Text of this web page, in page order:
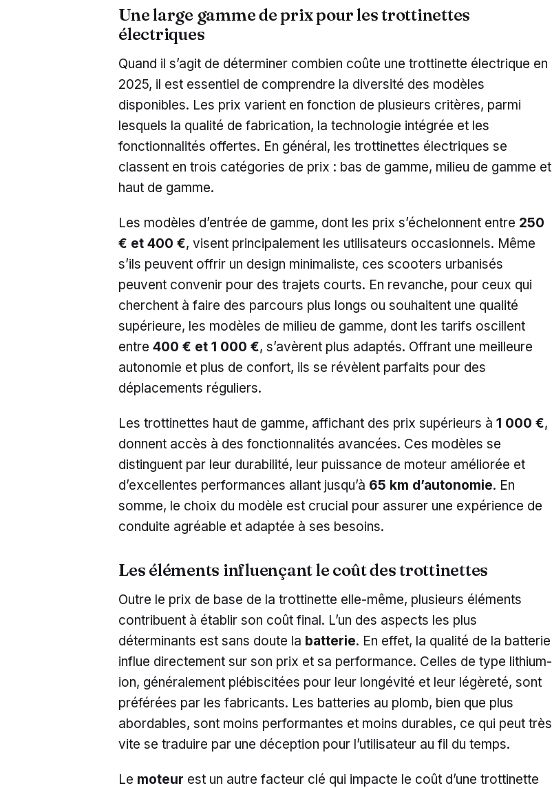
Une large gamme de prix pour les trottinettes
électriques
Quand il s’agit de déterminer combien coûte une trottinette électrique en
2025, il est essentiel de comprendre la diversité des modèles
disponibles. Les prix varient en fonction de plusieurs critères, parmi
lesquels la qualité de fabrication, la technologie intégrée et les
fonctionnalités offertes. En général, les trottinettes électriques se
classent en trois catégories de prix : bas de gamme, milieu de gamme et
haut de gamme.
Les modèles d’entrée de gamme, dont les prix s’échelonnent entre 250
€ et 400 €, visent principalement les utilisateurs occasionnels. Même
s’ils peuvent offrir un design minimaliste, ces scooters urbanisés
peuvent convenir pour des trajets courts. En revanche, pour ceux qui
cherchent à faire des parcours plus longs ou souhaitent une qualité
supérieure, les modèles de milieu de gamme, dont les tarifs oscillent
entre 400 € et 1 000 €, s’avèrent plus adaptés. Offrant une meilleure
autonomie et plus de confort, ils se révèlent parfaits pour des
déplacements réguliers.
Les trottinettes haut de gamme, affichant des prix supérieurs à 1 000 €,
donnent accès à des fonctionnalités avancées. Ces modèles se
distinguent par leur durabilité, leur puissance de moteur améliorée et
d’excellentes performances allant jusqu’à 65 km d’autonomie. En
somme, le choix du modèle est crucial pour assurer une expérience de
conduite agréable et adaptée à ses besoins.
Les éléments influençant le coût des trottinettes
Outre le prix de base de la trottinette elle-même, plusieurs éléments
contribuent à établir son coût final. L’un des aspects les plus
déterminants est sans doute la batterie. En effet, la qualité de la batterie
influe directement sur son prix et sa performance. Celles de type lithium-
ion, généralement plébiscitées pour leur longévité et leur légèreté, sont
préférées par les fabricants. Les batteries au plomb, bien que plus
abordables, sont moins performantes et moins durables, ce qui peut très
vite se traduire par une déception pour l’utilisateur au fil du temps.
Le moteur est un autre facteur clé qui impacte le coût d’une trottinette